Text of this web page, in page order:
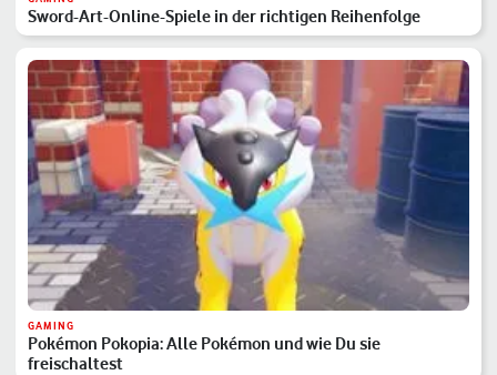
Sword-Art-Online-Spiele in der richtigen Reihenfolge
GAMING
Pokémon Pokopia: Alle Pokémon und wie Du sie
freischaltest